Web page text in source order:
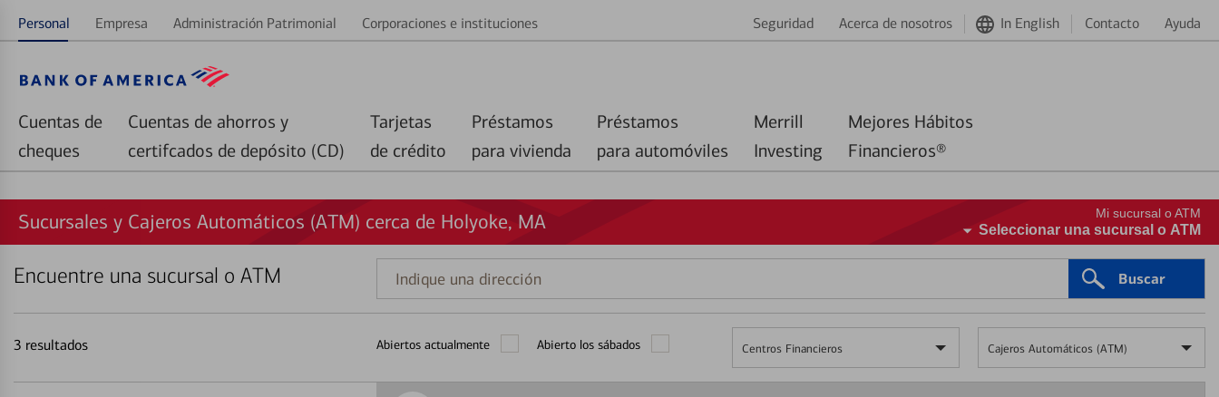
Personal Empresa Administración Patrimonial Corporaciones e instituciones Seguridad Acerca de nosotros In English Contacto Ayuda
Cuentas de
cheques
Cuentas de ahorros y
certifcados de depósito (CD)
Tarjetas
de crédito
Préstamos
para vivienda
Préstamos
para automóviles
Merrill
Investing
Mejores Hábitos
Financieros®
Sucursales y Cajeros Automáticos (ATM) cerca de Holyoke, MA Mi sucursal o ATM
Seleccionar una sucursal o ATM
Encuentre una sucursal o ATM
Indique
una
Buscar
3 resultados Abiertos actualmente Abierto los sábados Centros Financieros Cajeros Automáticos (ATM)